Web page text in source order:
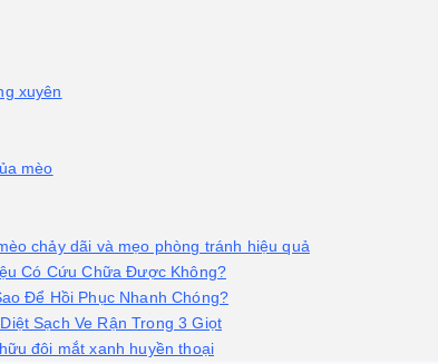
xuyên
mèo
chảy dãi và mẹo phòng tránh hiệu quả
Có Cứu Chữa Được Không?
Để Hồi Phục Nhanh Chóng?
Sạch Ve Rận Trong 3 Giọt
đôi mắt xanh huyền thoại